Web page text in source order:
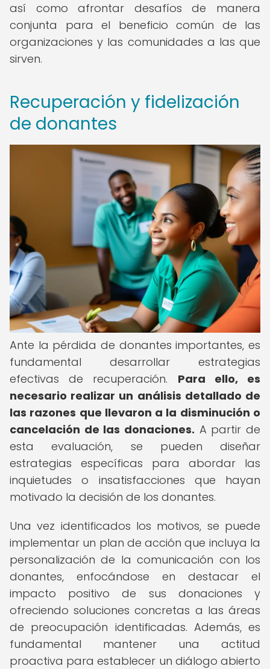
así como afrontar desafíos de manera
conjunta para el beneficio común de las
organizaciones y las comunidades a las que
sirven.
Recuperación y fidelización
de donantes
Ante la pérdida de donantes importantes, es
fundamental desarrollar estrategias
efectivas de recuperación. Para ello, es
necesario realizar un análisis detallado de
las razones que llevaron a la disminución o
cancelación de las donaciones. A partir de
esta evaluación, se pueden diseñar
estrategias específicas para abordar las
inquietudes o insatisfacciones que hayan
motivado la decisión de los donantes.
Una vez identificados los motivos, se puede
implementar un plan de acción que incluya la
personalización de la comunicación con los
donantes, enfocándose en destacar el
impacto positivo de sus donaciones y
ofreciendo soluciones concretas a las áreas
de preocupación identificadas. Además, es
fundamental mantener una actitud
proactiva para establecer un diálogo abierto